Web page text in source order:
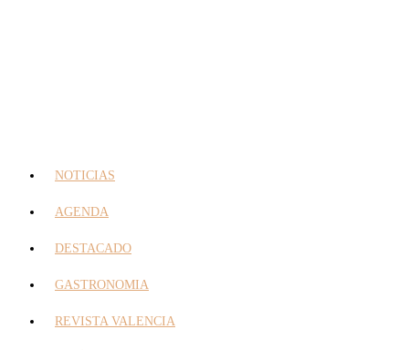
NOTICIAS
AGENDA
DESTACADO
GASTRONOMIA
REVISTA VALENCIA